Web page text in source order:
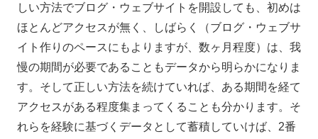
しい方法でブログ・ウェブサイトを開設しても、初めは
ほとんどアクセスが無く、しばらく（ブログ・ウェブサ
イト作りのペースにもよりますが、数ヶ月程度）は、我
慢の期間が必要であることもデータから明らかになりま
す。そして正しい方法を続けていれば、ある期間を経て
アクセスがある程度集まってくることも分かります。そ
れらを経験に基づくデータとして蓄積していけば、2番